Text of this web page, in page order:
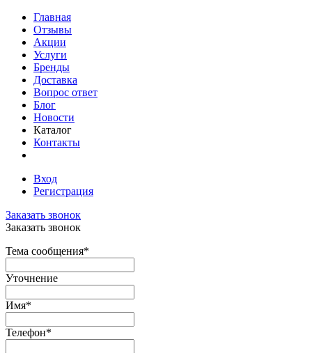
Главная
Отзывы
Акции
Услуги
Бренды
Доставка
Вопрос ответ
Блог
Новости
Каталог
Контакты
Вход
Регистрация
Заказать звонок
Заказать звонок
Тема сообщения*
Уточнение
Имя*
Телефон*